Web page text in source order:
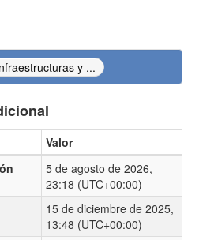
y ...
Valor
5 de agosto de 2026,
23:18 (UTC+00:00)
15 de diciembre de 2025,
13:48 (UTC+00:00)